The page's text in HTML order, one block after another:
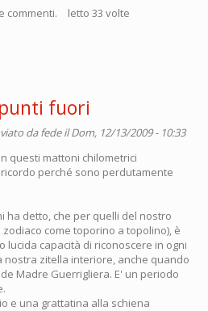
commenti. letto 33 volte
fuori
dafedeil Dom, 12/13/2009 - 10:33
questi mattoni chilometrici
perché sono perdutamente
ha detto, che per quelli del nostro
come toporino a topolino), è
lucida capacità di riconoscere in ogni
nostra zitella interiore, anche quando
Madre Guerrigliera. E' un periodo
e una grattatina alla schiena